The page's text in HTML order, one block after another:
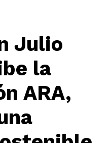
Julio
la
ARA,